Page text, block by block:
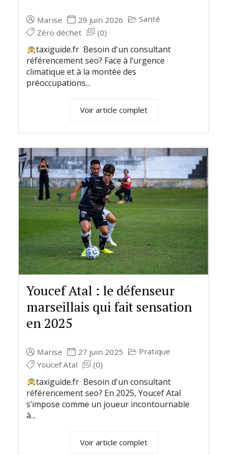
Marise 29 juin 2026
Santé
Zéro déchet
(0)
taxiguide.fr Besoin d'un consultant
référencement seo? Face à l’urgence
climatique et à la montée des
préoccupations...
Voir article complet
Youcef Atal : le défenseur
marseillais qui fait sensation
en 2025
Marise 27 juin 2025
Pratique
Youcef Atal
(0)
taxiguide.fr Besoin d'un consultant
référencement seo? En 2025, Youcef Atal
s’impose comme un joueur incontournable
à...
Voir article complet